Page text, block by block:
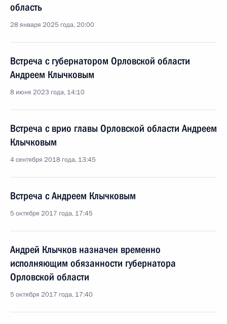
область
28 января 2025 года, 20:00
Встреча с губернатором Орловской области
Андреем Клычковым
8 июня 2023 года, 14:10
Встреча с врио главы Орловской области Андреем
Клычковым
4 сентября 2018 года, 13:45
Встреча с Андреем Клычковым
5 октября 2017 года, 17:45
Андрей Клычков назначен временно
исполняющим обязанности губернатора
Орловской области
5 октября 2017 года, 17:40